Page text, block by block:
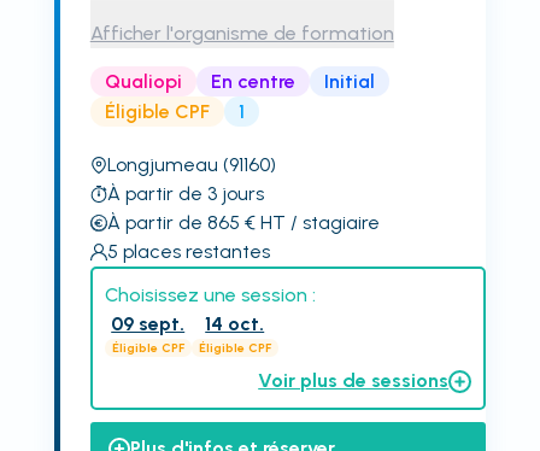
Afficher l'organisme de formation
Qualiopi En centre
Initial
Éligible CPF
1
Longjumeau (91160)
À partir de 3 jours
À partir de 865 € HT / stagiaire
5 places restantes
Choisissez une session :
09 sept.
Éligible CPF
14 oct.
Éligible CPF
Voir plus de sessions